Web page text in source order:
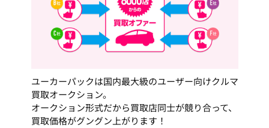
ユーカーパックは国内最大級のユーザー向けクルマ
買取オークション。
オークション形式だから買取店同士が競り合って、
買取価格がグングン上がります！